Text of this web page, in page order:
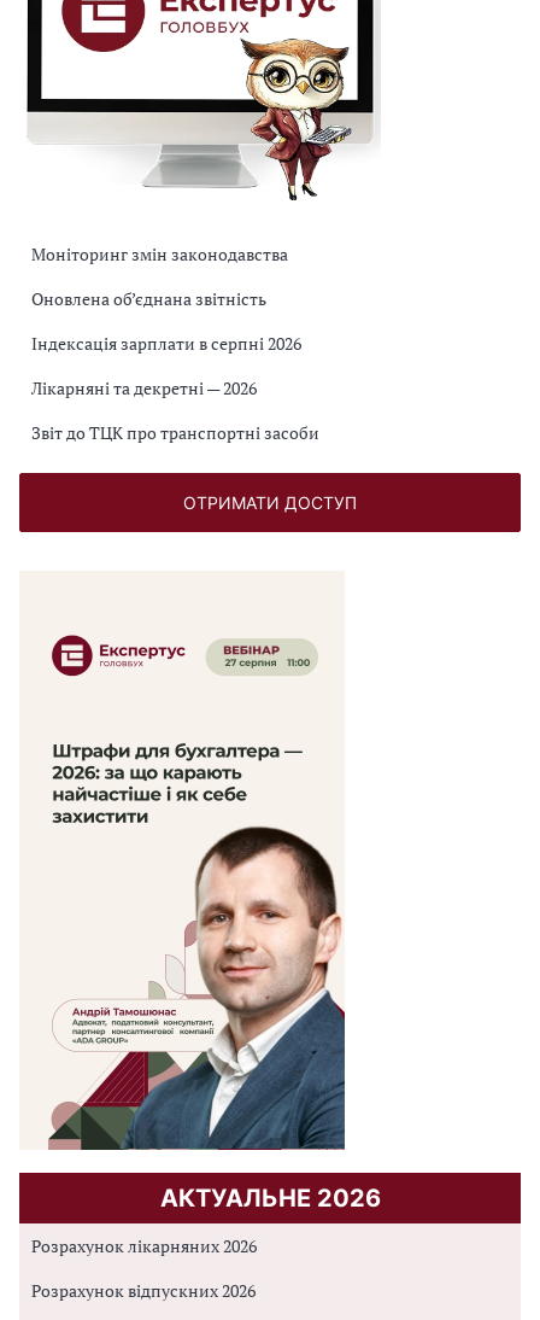
Моніторинг змін законодавства
Оновлена об’єднана звітність
Індексація зарплати в серпні 2026
Лікарняні та декретні — 2026
Звіт до ТЦК про транспортні засоби
ОТРИМАТИ ДОСТУП
АКТУАЛЬНЕ 2026
Розрахунок лікарняних 2026
Розрахунок відпускних 2026